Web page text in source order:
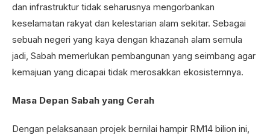
dan infrastruktur tidak seharusnya mengorbankan
keselamatan rakyat dan kelestarian alam sekitar. Sebagai
sebuah negeri yang kaya dengan khazanah alam semula
jadi, Sabah memerlukan pembangunan yang seimbang agar
kemajuan yang dicapai tidak merosakkan ekosistemnya.
Masa Depan Sabah yang Cerah
Dengan pelaksanaan projek bernilai hampir RM14 bilion ini,